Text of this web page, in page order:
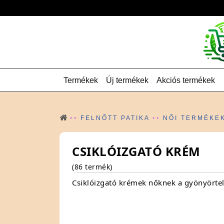
Termékek Új termékek Akciós termékek
FELNŐTT PATIKA NŐI TERMÉKEK
CSIKLÓIZGATÓ KRÉM
(86 termék)
Csiklóizgató krémek nőknek a